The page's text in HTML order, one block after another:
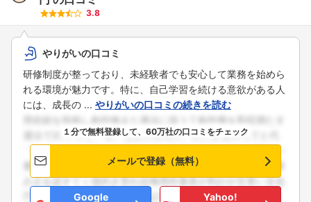
3.8
やりがいの口コミ
研修制度が整っており、未経験者でも安心して業務を始めら
れる環境が魅力です。特に、自己学習を続ける意欲がある人
には、成長の ... やりがいの口コミの続きを読む
１分で無料登録して、60万社の口コミをチェック
メールで登録（無料）
Google
Yahoo!